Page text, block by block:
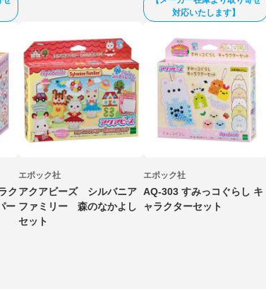
対応いたします】
ク
ー
エポック社
アクアビーズ シルバニア
ファミリー 森のなかよし
セット
エポック社
AQ-303 すみっコぐらし キ
ャラクターセット